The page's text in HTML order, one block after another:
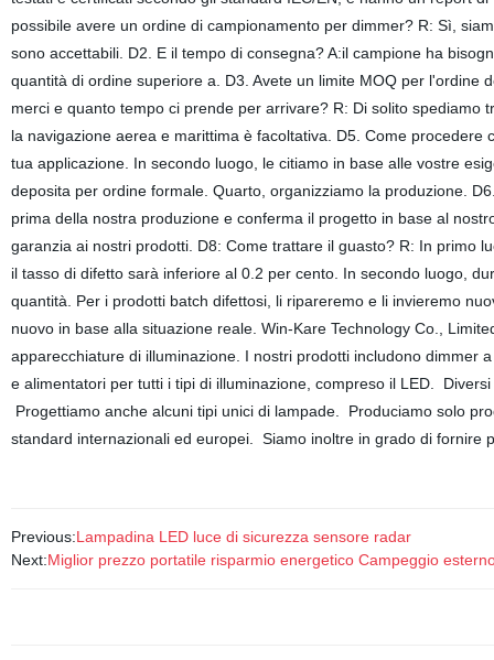
possibile avere un ordine di campionamento per dimmer? R: Sì,
sono accettabili. D2. E il tempo di consegna? A:il campione ha
quantità di ordine superiore a. D3. Avete un limite MOQ per l'ordine
merci e quanto tempo ci prende per arrivare? R: Di solito spediamo
la navigazione aerea e marittima è facoltativa. D5. Come
tua applicazione. In secondo luogo, le citiamo in base alle vostre
deposita per ordine formale. Quarto, organizziamo la produzione.
prima della nostra produzione e conferma il progetto in base al
garanzia ai nostri prodotti. D8: Come trattare il guasto? R: In primo
il tasso di difetto sarà inferiore al 0.2 per cento. In secondo luogo,
quantità. Per i prodotti batch difettosi, li ripareremo e li invieremo
nuovo in base alla situazione reale. Win-Kare Technology Co.,
apparecchiature di illuminazione. I nostri prodotti includono dimmer
e alimentatori per tutti i tipi di illuminazione, compreso il LED.
Progettiamo anche alcuni tipi unici di lampade. Produciamo solo
standard internazionali ed europei. Siamo inoltre in grado di
Previous:Lampadina LED luce di sicurezza sensore radar
Next:Miglior prezzo portatile risparmio energetico Campeggio